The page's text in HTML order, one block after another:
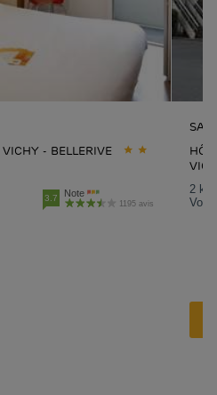
- BELLERIVE
3.7 Note
1195 avis
2
Voir